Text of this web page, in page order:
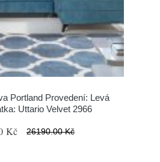
Portland Provedení: Levá
Uttario Velvet 2966
Kč 26190.00 Kč